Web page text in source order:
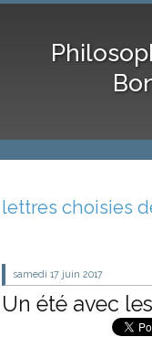
lettres choisies
samedi 17 juin 2017
Un été avec